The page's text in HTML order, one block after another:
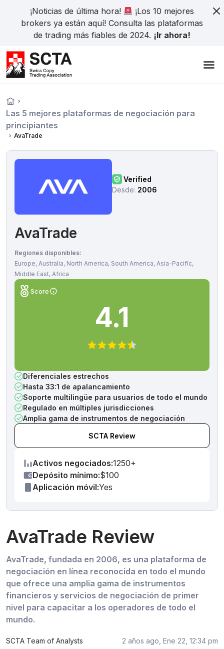
¡Noticias de última hora!
¡Los 10 mejores
brokers ya están aquí! Consulta las plataformas
de trading más fiables de 2024. ¡Ir ahora!
Las 5 mejores plataformas de negociación para
principiantes
AvaTrade
Verified
Desde: 2006
AvaTrade
Regiones disponibles:
Europe, Australia, North America, South America, Asia-Pacific,
Middle East, Africa
Score
4.1
Diferenciales estrechos
Hasta 33:1 de apalancamiento
Soporte multilingüe para usuarios de todo el mundo
Regulado en múltiples jurisdicciones
Amplia gama de instrumentos de negociación
SCTA Review
Activos negociados:1250+
Depósito mínimo:$100
Aplicación móvil:Yes
AvaTrade Review
AvaTrade, fundada en 2006, es una plataforma de
negociación en línea reconocida en todo el mundo
que ofrece una amplia gama de instrumentos
financieros y servicios de negociación de primer
nivel para capacitar a los operadores de todo el
mundo.
SCTA Team of Analysts
2 años ago, Ene 22, 12:34 pm